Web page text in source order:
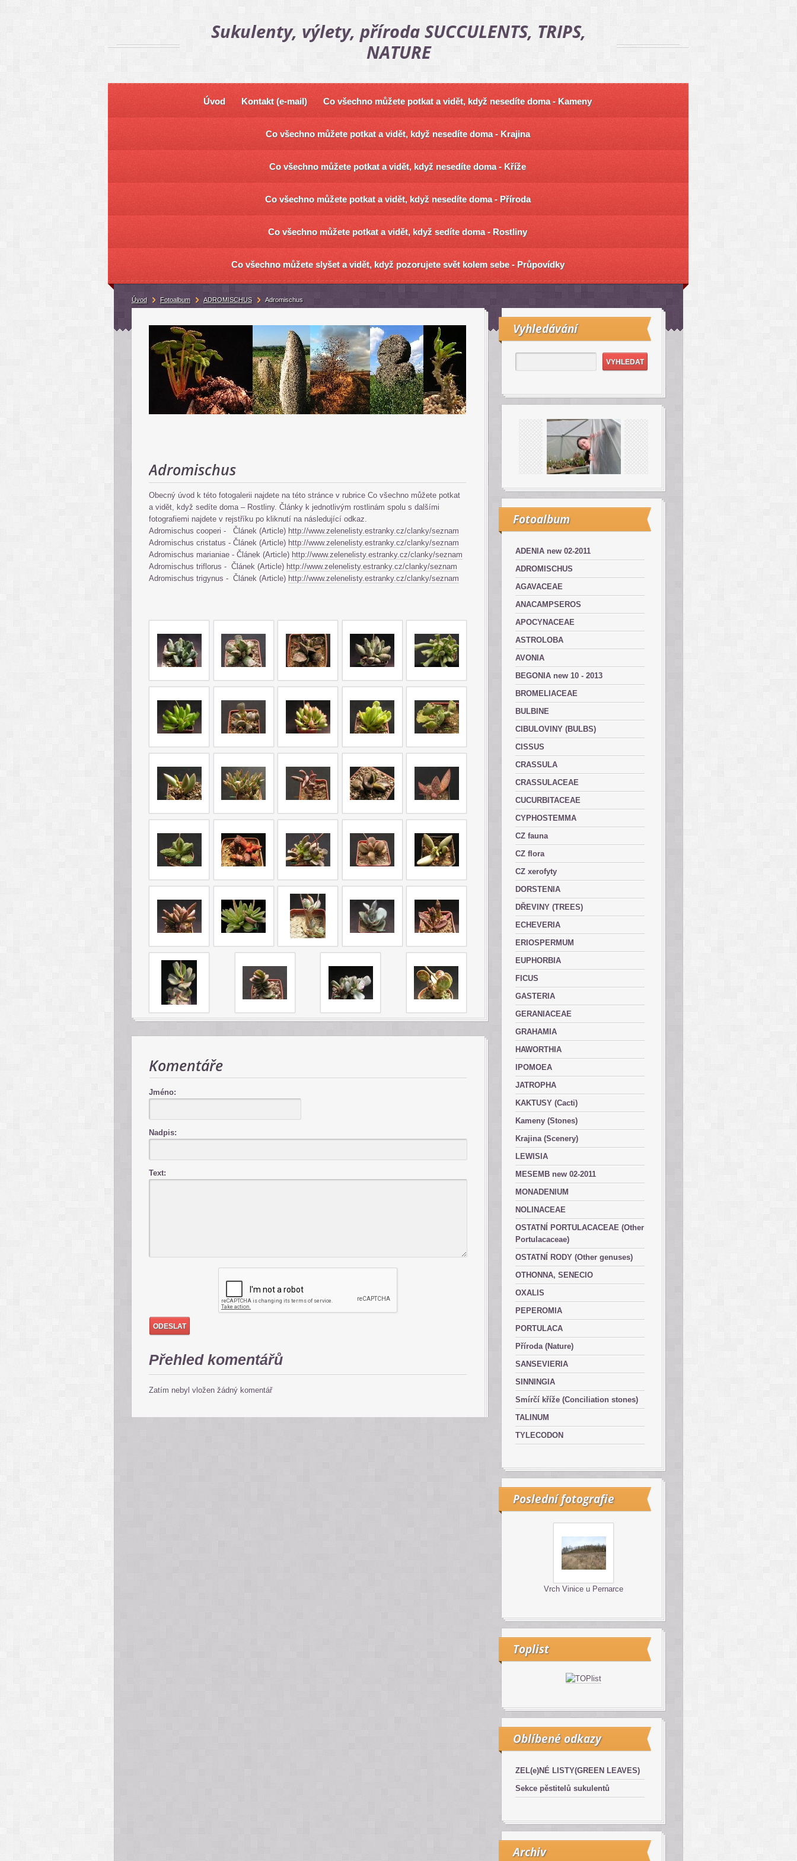
Sukulenty, výlety, příroda SUCCULENTS, TRIPS,
NATURE
Úvod Kontakt (e-mail) Co všechno můžete potkat a vidět, když nesedíte doma - Kameny
Co všechno můžete potkat a vidět, když nesedíte doma - Krajina
Co všechno můžete potkat a vidět, když nesedíte doma - Kříže
Co všechno můžete potkat a vidět, když nesedíte doma - Příroda
Co všechno můžete potkat a vidět, když sedíte doma - Rostliny
Co všechno můžete slyšet a vidět, když pozorujete svět kolem sebe - Průpovídky
Adromischus
Obecný úvod k této fotogalerii najdete na této stránce v rubrice Co všechno můžete potkat
a vidět, když sedíte doma – Rostliny. Články k jednotlivým rostlinám spolu s dalšími
fotografiemi najdete v rejstříku po kliknutí na následující odkaz.
Adromischus cooperi -
Článek (Article) http://www.zelenelisty.estranky.cz/clanky/seznam
Adromischus cristatus - Článek (Article) http://www.zelenelisty.estranky.cz/clanky/seznam
Adromischus marianiae - Článek (Article) http://www.zelenelisty.estranky.cz/clanky/seznam
Adromischus triflorus - Článek (Article) http://www.zelenelisty.estranky.cz/clanky/seznam
Adromischus trigynus - Článek (Article) http://www.zelenelisty.estranky.cz/clanky/seznam
Komentáře
Jméno:
Nadpis:
Text:
Přehled komentářů
Zatím nebyl vložen žádný komentář
Vyhledávání
Fotoalbum
ADENIA new 02-2011
ADROMISCHUS
AGAVACEAE
ANACAMPSEROS
APOCYNACEAE
ASTROLOBA
AVONIA
BEGONIA new 10 - 2013
BROMELIACEAE
BULBINE
CIBULOVINY (BULBS)
CISSUS
CRASSULA
CRASSULACEAE
CUCURBITACEAE
CYPHOSTEMMA
CZ fauna
CZ flora
CZ xerofyty
DORSTENIA
DŘEVINY (TREES)
ECHEVERIA
ERIOSPERMUM
EUPHORBIA
FICUS
GASTERIA
GERANIACEAE
GRAHAMIA
HAWORTHIA
IPOMOEA
JATROPHA
KAKTUSY (Cacti)
Kameny (Stones)
Krajina (Scenery)
LEWISIA
MESEMB new 02-2011
MONADENIUM
NOLINACEAE
OSTATNÍ PORTULACACEAE (Other
Portulacaceae)
OSTATNÍ RODY (Other genuses)
OTHONNA, SENECIO
OXALIS
PEPEROMIA
PORTULACA
Příroda (Nature)
SANSEVIERIA
SINNINGIA
Smírčí kříže (Conciliation stones)
TALINUM
TYLECODON
Poslední fotografie
Vrch Vinice u Pernarce
Toplist
Oblíbené odkazy
ZEL(e)NÉ LISTY(GREEN LEAVES)
Sekce pěstitelů sukulentů
Archiv
Úvod Fotoalbum ADROMISCHUS Adromischus